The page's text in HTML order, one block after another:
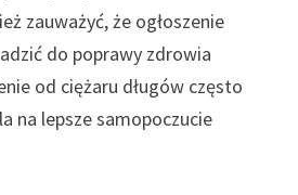
zauważyć, że ogłoszenie
do poprawy zdrowia
od ciężaru długów często
na lepsze samopoczucie